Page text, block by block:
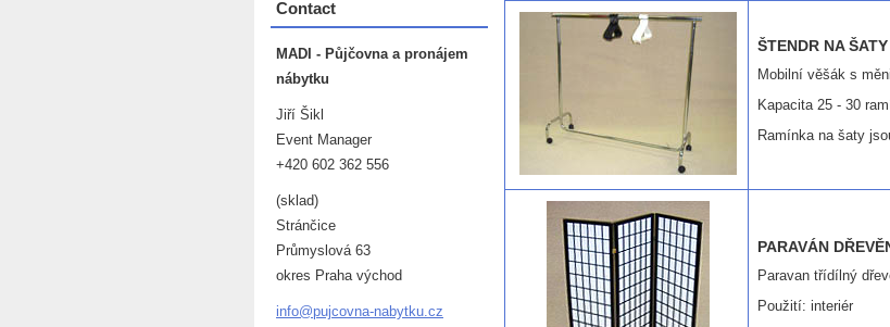
ŠTENDR NA ŠATY
Mobilní věšák s
Kapacita 25 - 30
Ramínka na šaty
PARAVÁN
Paravan třídílný
Použití: interiér
Contact
MADI - Půjčovna a pronájem
nábytku
Jiří Šikl
Event Manager
+420 602 362 556
(sklad)
Stránčice
Průmyslová 63
okres Praha východ
info@pujcovna-nabytku.cz